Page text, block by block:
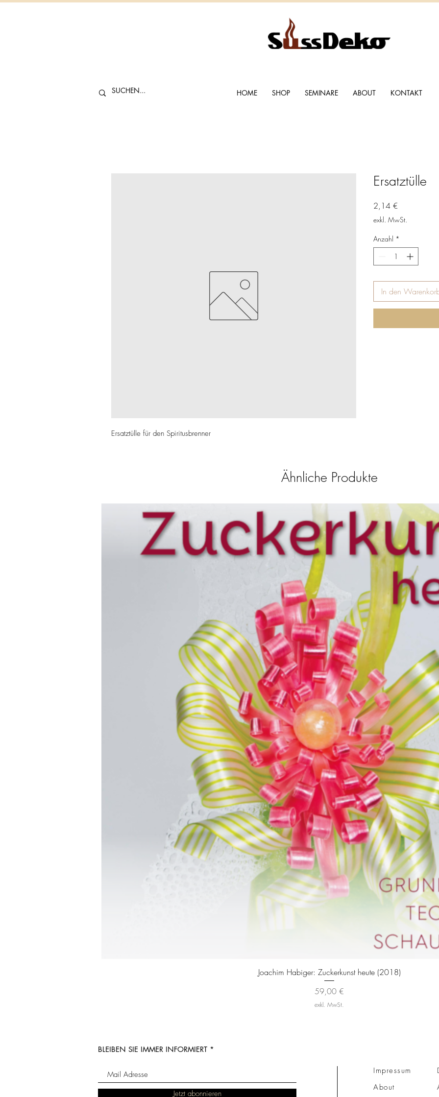
HOME SHOP SEMINARE ABOUT KONTAKT
Ersatztülle für den Spiritusbrenner
Ersatztülle
2,14 €
exkl. MwSt.
Anzahl *
In den
Ähnliche Produkte
Schnellansicht
Joachim Habiger: Zuckerkunst heute (2018)
Preis
59,00 €
exkl. MwSt.
BLEIBEN SIE IMMER INFORMIERT
Jetzt abonnieren
Impressum
About